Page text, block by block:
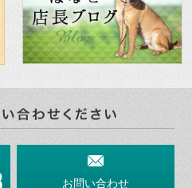
お問い合わせ